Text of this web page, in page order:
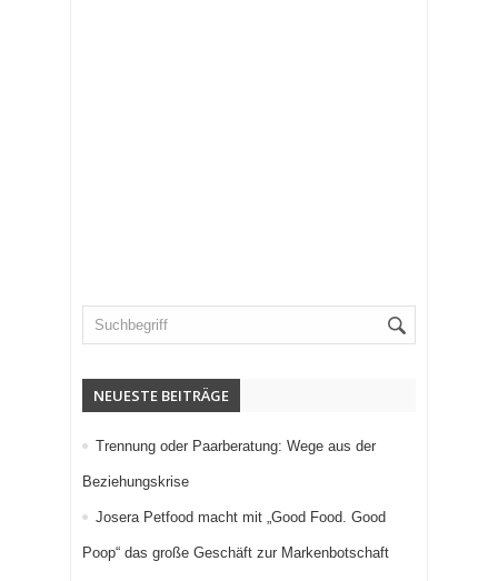
NEUESTE BEITRÄGE
Trennung oder Paarberatung: Wege aus der
Beziehungskrise
Josera Petfood macht mit „Good Food. Good
Poop“ das große Geschäft zur Markenbotschaft